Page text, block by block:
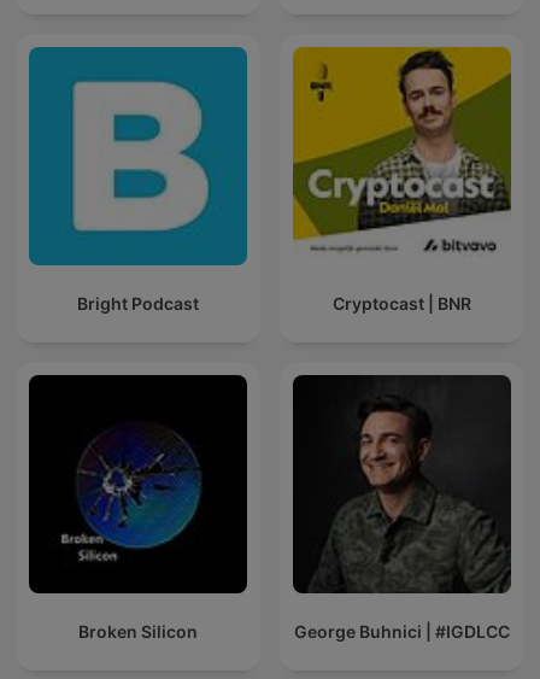
Bright Podcast Cryptocast | BNR
Broken Silicon George Buhnici | #IGDLCC